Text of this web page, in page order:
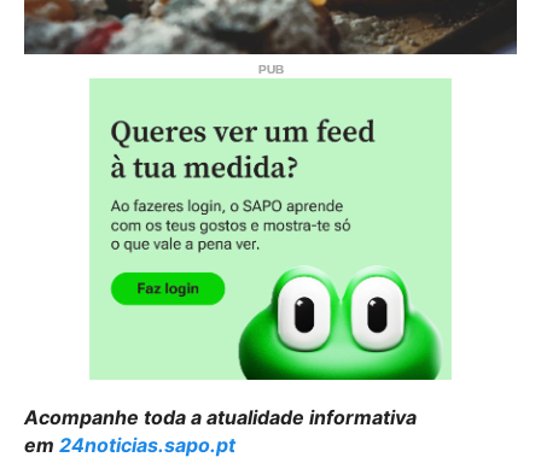
Acompanhe toda a atualidade informativa
em 24noticias.sapo.pt